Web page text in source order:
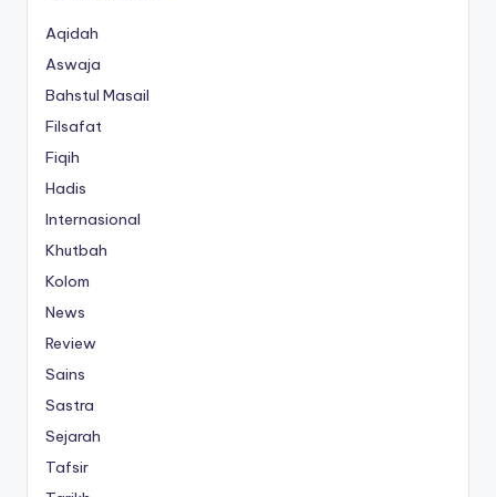
Aqidah
Aswaja
Bahstul Masail
Filsafat
Fiqih
Hadis
Internasional
Khutbah
Kolom
News
Review
Sains
Sastra
Sejarah
Tafsir